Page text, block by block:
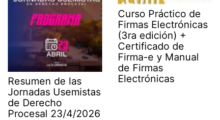
Resumen de las
Jornadas Usemistas
de Derecho
Procesal 23/4/2026
Curso Práctico de
Firmas Electrónicas
(3ra edición) +
Certificado de
Firma-e y Manual
de Firmas
Electrónicas